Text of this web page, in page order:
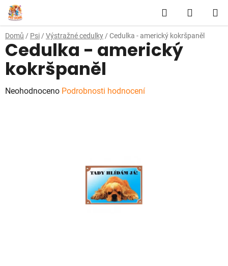
Přejít
na
obsah
Hledat
KOŠÍK
Domů / Psi / Výstražné cedulky / Cedulka - americký kokršpaněl
Cedulka - americký
kokršpaněl
Průměrné
Neohodnoceno Podrobnosti hodnocení